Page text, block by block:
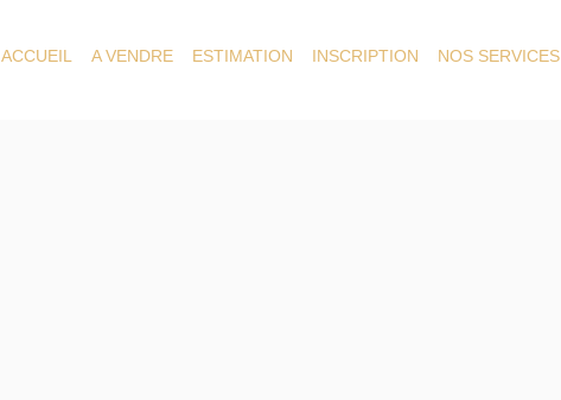
ACCUEIL A VENDRE ESTIMATION INSCRIPTION NOS SERVICES